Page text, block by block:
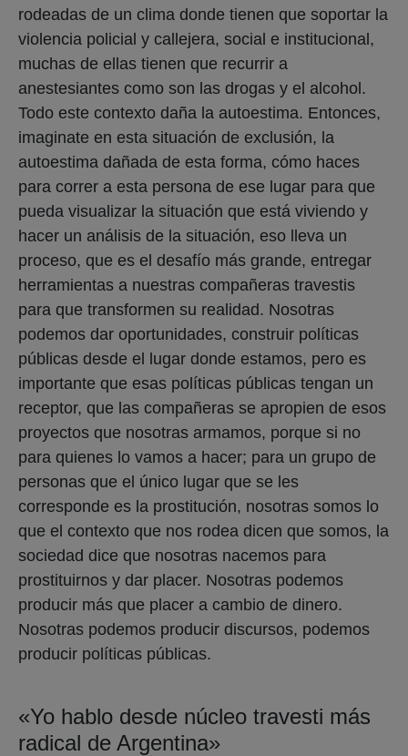
rodeadas de un clima donde tienen que soportar la
violencia policial y callejera, social e institucional,
muchas de ellas tienen que recurrir a
anestesiantes como son las drogas y el alcohol.
Todo este contexto daña la autoestima. Entonces,
imaginate en esta situación de exclusión, la
autoestima dañada de esta forma, cómo haces
para correr a esta persona de ese lugar para que
pueda visualizar la situación que está viviendo y
hacer un análisis de la situación, eso lleva un
proceso, que es el desafío más grande, entregar
herramientas a nuestras compañeras travestis
para que transformen su realidad. Nosotras
podemos dar oportunidades, construir políticas
públicas desde el lugar donde estamos, pero es
importante que esas políticas públicas tengan un
receptor, que las compañeras se apropien de esos
proyectos que nosotras armamos, porque si no
para quienes lo vamos a hacer; para un grupo de
personas que el único lugar que se les
corresponde es la prostitución, nosotras somos lo
que el contexto que nos rodea dicen que somos, la
sociedad dice que nosotras nacemos para
prostituirnos y dar placer. Nosotras podemos
producir más que placer a cambio de dinero.
Nosotras podemos producir discursos, podemos
producir políticas públicas.
«Yo hablo desde núcleo travesti más
radical de Argentina»